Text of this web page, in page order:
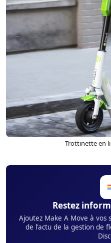
Trottinette en
Restez
Ajoutez Make A Move à
de l'actu de la gestion de